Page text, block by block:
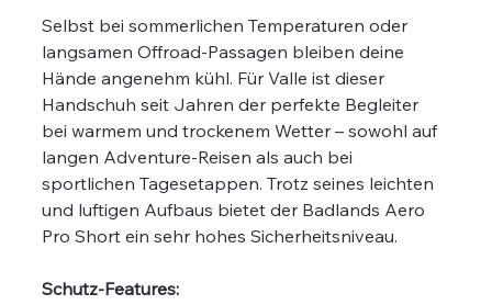
Selbst bei sommerlichen Temperaturen oder
langsamen Offroad-Passagen bleiben deine
Hände angenehm kühl. Für Valle ist dieser
Handschuh seit Jahren der perfekte Begleiter
bei warmem und trockenem Wetter – sowohl auf
langen Adventure-Reisen als auch bei
sportlichen Tagesetappen. Trotz seines leichten
und luftigen Aufbaus bietet der Badlands Aero
Pro Short ein sehr hohes Sicherheitsniveau.
Schutz-Features: